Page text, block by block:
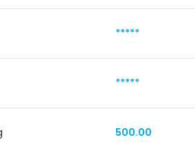
*****
*****
500.00